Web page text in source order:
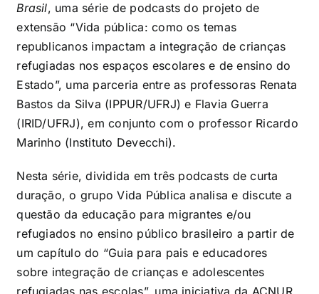
Brasil, uma série de podcasts do projeto de
extensão “Vida pública: como os temas
republicanos impactam a integração de crianças
refugiadas nos espaços escolares e de ensino do
Estado”, uma parceria entre as professoras Renata
Bastos da Silva (IPPUR/UFRJ) e Flavia Guerra
(IRID/UFRJ), em conjunto com o professor Ricardo
Marinho (Instituto Devecchi).
Nesta série, dividida em três podcasts de curta
duração, o grupo Vida Pública analisa e discute a
questão da educação para migrantes e/ou
refugiados no ensino público brasileiro a partir de
um capítulo do “Guia para pais e educadores
sobre integração de crianças e adolescentes